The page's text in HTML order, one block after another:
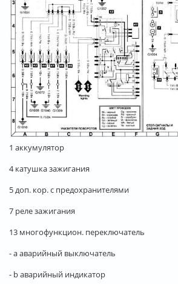
1 аккумулятор
4 катушка зажигания
5 доп. кор. с предохранителями
7 реле зажигания
13 многофункцион. переключатель
- a аварийный выключатель
- b аварийный индикатор